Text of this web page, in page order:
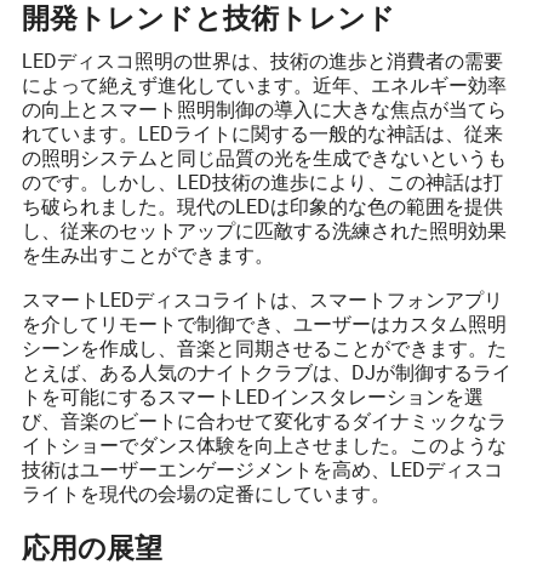
開発トレンドと技術トレンド
LEDディスコ照明の世界は、技術の進歩と消費者の需要
によって絶えず進化しています。近年、エネルギー効率
の向上とスマート照明制御の導入に大きな焦点が当てら
れています。LEDライトに関する一般的な神話は、従来
の照明システムと同じ品質の光を生成できないというも
のです。しかし、LED技術の進歩により、この神話は打
ち破られました。現代のLEDは印象的な色の範囲を提供
し、従来のセットアップに匹敵する洗練された照明効果
を生み出すことができます。
スマートLEDディスコライトは、スマートフォンアプリ
を介してリモートで制御でき、ユーザーはカスタム照明
シーンを作成し、音楽と同期させることができます。た
とえば、ある人気のナイトクラブは、DJが制御するライ
トを可能にするスマートLEDインスタレーションを選
び、音楽のビートに合わせて変化するダイナミックなラ
イトショーでダンス体験を向上させました。このような
技術はユーザーエンゲージメントを高め、LEDディスコ
ライトを現代の会場の定番にしています。
応用の展望